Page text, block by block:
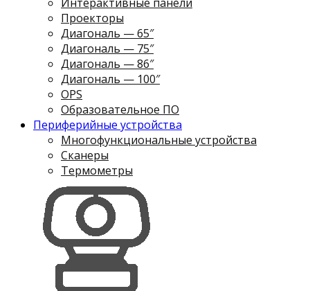
Проекторы
Диагональ — 65″
Диагональ — 75″
Диагональ — 86″
Диагональ — 100″
OPS
Образовательное ПО
Периферийные устройства
Многофункциональные устройства
Сканеры
Термометры